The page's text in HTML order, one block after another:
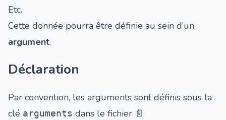
Etc.
Cette donnée pourra être définie au sein d’un
argument.
Déclaration
Par convention, les arguments sont définis sous la
clé arguments dans le fichier 📄